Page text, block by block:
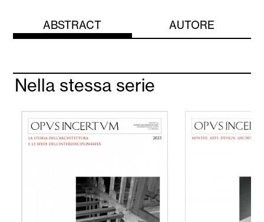
ABSTRACT AUTORE
Nella stessa serie